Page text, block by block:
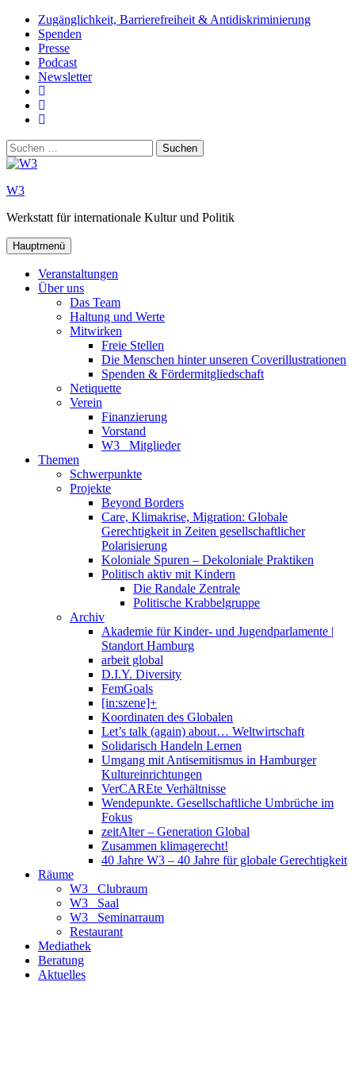
Zum
Inhalt
springen
Zugänglichkeit, Barrierefreiheit & Antidiskriminierung
Spenden
Presse
Podcast
Newsletter
Suchen
nach:
W3
Werkstatt für internationale Kultur und Politik
Hauptmenü
Veranstaltungen
Über uns
Das Team
Haltung und Werte
Mitwirken
Freie Stellen
Die Menschen hinter unseren Coverillustrationen
Spenden & Fördermitgliedschaft
Netiquette
Verein
Finanzierung
Vorstand
W3_ Mitglieder
Themen
Schwerpunkte
Projekte
Beyond Borders
Care, Klimakrise, Migration: Globale
Gerechtigkeit in Zeiten gesellschaftlicher
Polarisierung
Koloniale Spuren – Dekoloniale Praktiken
Politisch aktiv mit Kindern
Die Randale Zentrale
Politische Krabbelgruppe
Archiv
Akademie für Kinder- und Jugendparlamente |
Standort Hamburg
arbeit global
D.I.Y. Diversity
FemGoals
[in:szene]+
Koordinaten des Globalen
Let’s talk (again) about… Weltwirtschaft
Solidarisch Handeln Lernen
Umgang mit Antisemitismus in Hamburger
Kultureinrichtungen
VerCAREte Verhältnisse
Wendepunkte. Gesellschaftliche Umbrüche im
Fokus
zeitAlter – Generation Global
Zusammen klimagerecht!
40 Jahre W3 – 40 Jahre für globale Gerechtigkeit
Räume
W3_ Clubraum
W3_ Saal
W3_ Seminarraum
Restaurant
Mediathek
Beratung
Aktuelles